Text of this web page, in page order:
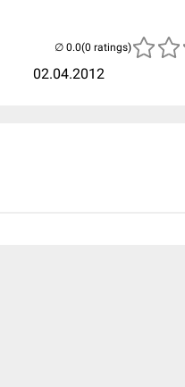
02.04.2012
(0 ratings)